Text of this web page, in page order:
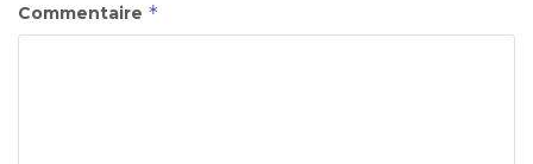
Commentaire *